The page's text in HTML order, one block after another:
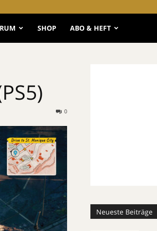
SHOP ABO & HEFT
0
Neueste Beiträge